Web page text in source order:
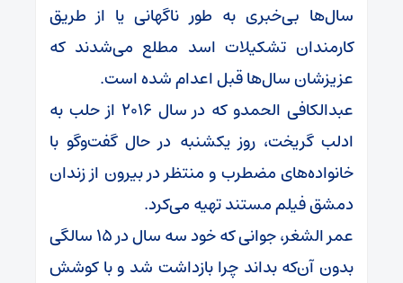
سال‌ها بی‌خبری به طور ناگهانی یا از طریق
کارمندان تشکیلات اسد مطلع می‌شدند که
عزیزشان سال‌ها قبل اعدام شده است.
عبدالکافی الحمدو که در سال ۲۰۱۶ از حلب به
ادلب گریخت، روز یکشنبه در حال گفت‌وگو با
خانواده‌های مضطرب و منتظر در بیرون از زندان
دمشق فیلم مستند تهیه می‌کرد.
عمر الشغر، جوانی که خود سه سال در ۱۵ سالگی
بدون آن‌که بداند چرا بازداشت شد و با کوشش